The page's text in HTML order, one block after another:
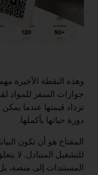
وهذه النقطة الأخيرة
جوازات السفر للمواد
تزداد قيمتها عندما
دورة حياتها بأكملها.
المفتاح هو أن تكون
للتشغيل المتبادل. لا
المستندات إلى منصة،